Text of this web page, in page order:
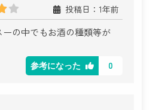
投稿日：1年前
の中でもお酒の種類等が
参考になった 0